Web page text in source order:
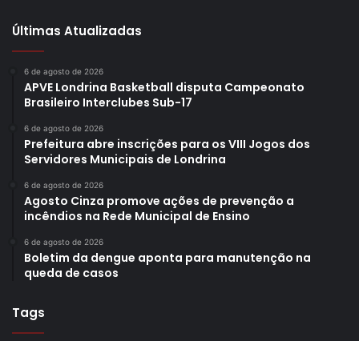
Últimas Atualizadas
6 de agosto de 2026
APVE Londrina Basketball disputa Campeonato
Brasileiro Interclubes Sub-17
6 de agosto de 2026
Prefeitura abre inscrições para os VIII Jogos dos
Servidores Municipais de Londrina
6 de agosto de 2026
Agosto Cinza promove ações de prevenção a
incêndios na Rede Municipal de Ensino
6 de agosto de 2026
Boletim da dengue aponta para manutenção na
queda de casos
Tags